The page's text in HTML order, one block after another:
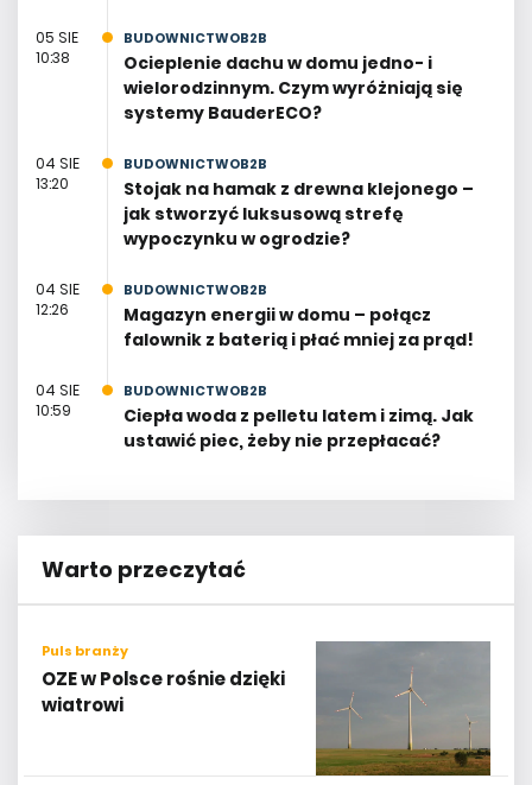
05 SIE
10:38
BUDOWNICTWOB2B
Ocieplenie dachu w domu jedno- i
wielorodzinnym. Czym wyróżniają się
systemy BauderECO?
04 SIE
13:20
BUDOWNICTWOB2B
Stojak na hamak z drewna klejonego –
jak stworzyć luksusową strefę
wypoczynku w ogrodzie?
04 SIE
12:26
BUDOWNICTWOB2B
Magazyn energii w domu – połącz
falownik z baterią i płać mniej za prąd!
04 SIE
10:59
BUDOWNICTWOB2B
Ciepła woda z pelletu latem i zimą. Jak
ustawić piec, żeby nie przepłacać?
Warto przeczytać
Puls branży
OZE w Polsce rośnie dzięki
wiatrowi